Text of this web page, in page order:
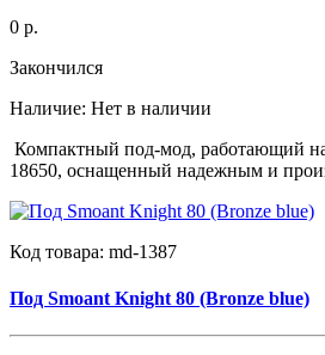
0 р.
Закончился
Наличие: Нет в наличии
Компактный под-мод, работающий
18650, оснащенный надежным и
Код товара: md-1387
Под Smoant Knight 80 (Bronze blue)